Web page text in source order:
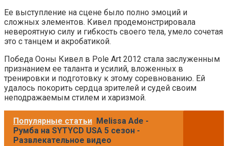
Ее выступление на сцене было полно эмоций и
сложных элементов. Кивел продемонстрировала
невероятную силу и гибкость своего тела, умело сочетая
это с танцем и акробатикой.
Победа Ооны Кивел в Pole Art 2012 стала заслуженным
признанием ее таланта и усилий, вложенных в
тренировки и подготовку к этому соревнованию. Ей
удалось покорить сердца зрителей и судей своим
неподражаемым стилем и харизмой.
Популярные статьи Melissa Ade -
Румба на SYTYCD USA 5 сезон -
Развлекательное видео